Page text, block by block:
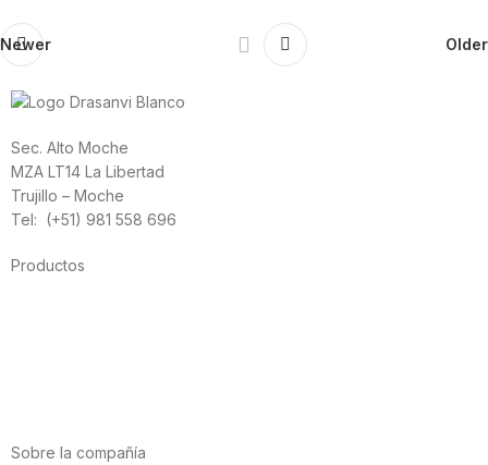
Newer Older
Sec. Alto Moche
MZA LT14 La Libertad
Trujillo – Moche
Tel: (+51) 981 558 696
Productos
Sobre la compañía